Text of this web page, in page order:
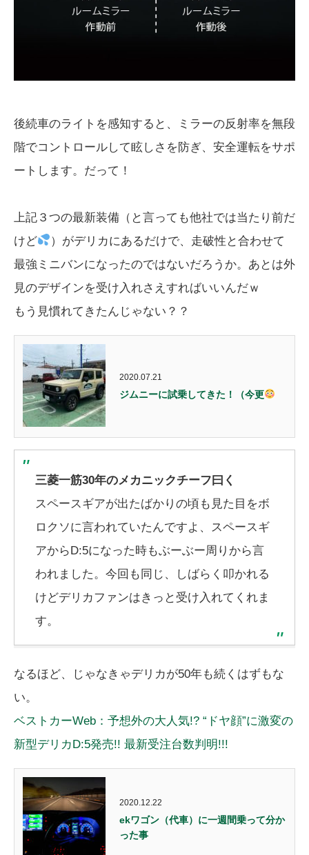
後続車のライトを感知すると、ミラーの反射率を無段
階でコントロールして眩しさを防ぎ、安全運転をサポ
ートします。だって！
上記３つの最新装備（と言っても他社では当たり前だ
けど
）がデリカにあるだけで、走破性と合わせて
最強ミニバンになったのではないだろうか。あとは外
見のデザインを受け入れさえすればいいんだｗ
もう見慣れてきたんじゃない？？
2020.07.21
ジムニーに試乗してきた！（今更
三菱一筋30年のメカニックチーフ曰く
スペースギアが出たばかりの頃も見た目をボ
ロクソに言われていたんですよ、スペースギ
アからD:5になった時もぶーぶー周りから言
われました。今回も同じ、しばらく叩かれる
けどデリカファンはきっと受け入れてくれま
す。
なるほど、じゃなきゃデリカが50年も続くはずもな
い。
ベストカーWeb：予想外の大人気!? “ドヤ顔”に激変の
新型デリカD:5発売!! 最新受注台数判明!!!
2020.12.22
ekワゴン（代車）に一週間乗って分か
った事